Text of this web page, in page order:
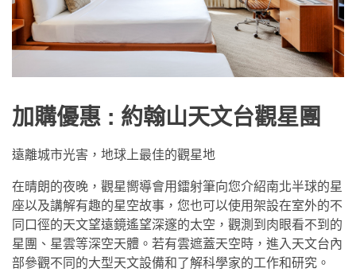
加購優惠 : 約翰山天文台觀星團
遠離城市光害，地球上最佳的觀星地
在晴朗的夜晚，觀星嚮導會用鐳射筆向您介紹南北半球的星
座以及講解有趣的星空故事，您也可以使用架設在室外的不
同口徑的天文望遠鏡遙望深邃的太空，觀測到肉眼看不到的
星團、星雲等深空天體。若有雲遮蓋天空時，進入天文台內
部參觀不同的大型天文設備和了解科學家的工作和研究。